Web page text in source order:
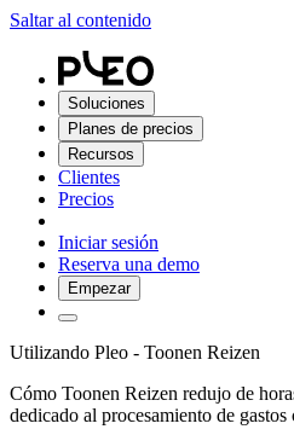
Saltar al contenido
Soluciones
Planes de precios
Recursos
Clientes
Precios
Iniciar sesión
Reserva una demo
Empezar
Utilizando Pleo - Toonen Reizen
Cómo Toonen Reizen redujo de
dedicado al procesamiento de gastos